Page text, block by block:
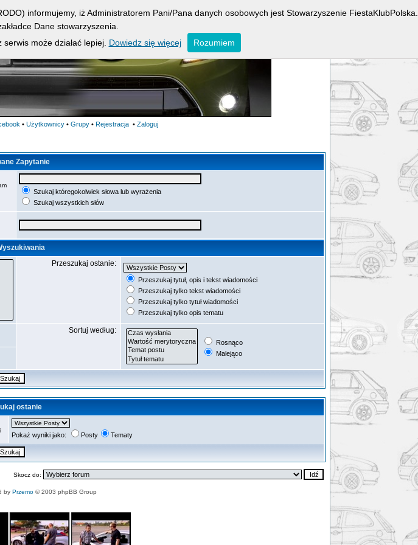
• Użytkownicy • Grupy • Rejestracja • Zaloguj
Zapytanie
Szukaj któregokolwiek słowa lub wyrażenia
Szukaj wszystkich słów
Przeszukaj ostanie:
Przeszukaj tytuł, opis i tekst wiadomości
Przeszukaj tylko tekst wiadomości
Przeszukaj tylko tytuł wiadomości
Przeszukaj tylko opis tematu
Sortuj według:
Rosnąco
Malejąco
ostanie
Pokaż wyniki jako: Posty Tematy
Skocz do:
by Przemo © 2003 phpBB Group
informujemy, iż Administratorem Pani/Pana danych osobowych jest Stowarzyszenie FiestaKlubPolska.
Dane stowarzyszenia.
może działać lepiej. Dowiedz się więcej Rozumiem